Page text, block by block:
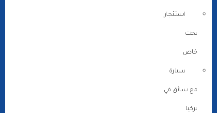
استئجار
يخت
خاص
سيارة
مع سائق في
تركيا